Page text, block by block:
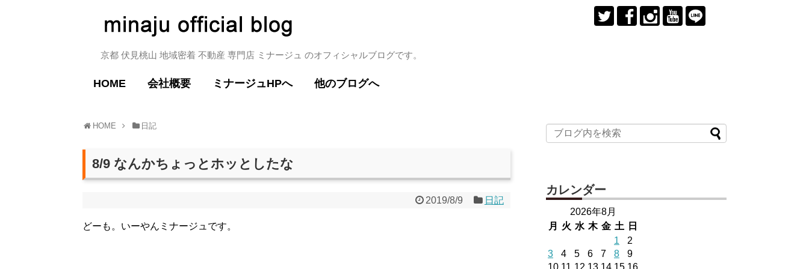
京都 伏見桃山 地域密着 不動産 専門店 ミナージュ のオフィシャルブログです。
HOME 会社概要 ミナージュHPへ 他のブログへ
HOME 日記
8/9 なんかちょっとホッとしたな
2019/8/9 日記
どーも。いーやんミナージュです。
カレンダー
2026年8月
月
火 水 木 金 土
日
1
2
3
4 5 6 7 8
9
10 11 12 13 14 15 16